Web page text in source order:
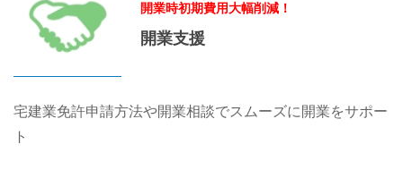
開業時初期費用大幅削減！
開業支援
宅建業免許申請方法や開業相談でスムーズに開業をサポー
ト